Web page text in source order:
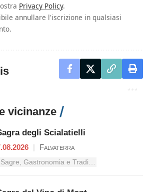
Privacy Policy.
annullare l'iscrizione in qualsiasi
vicinanze
degli Scialatielli
| Falvaterra